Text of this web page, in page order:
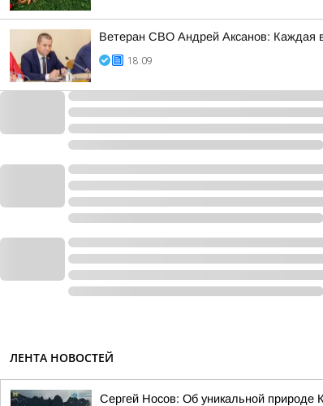
Ветеран СВО Андрей Аксанов: Каждая
18:09
ЛЕНТА НОВОСТЕЙ
Сергей Носов: Об уникальной природе